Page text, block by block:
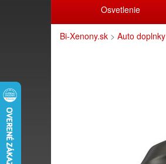
Osvetlenie
Bi-Xenony.sk > Auto doplnky